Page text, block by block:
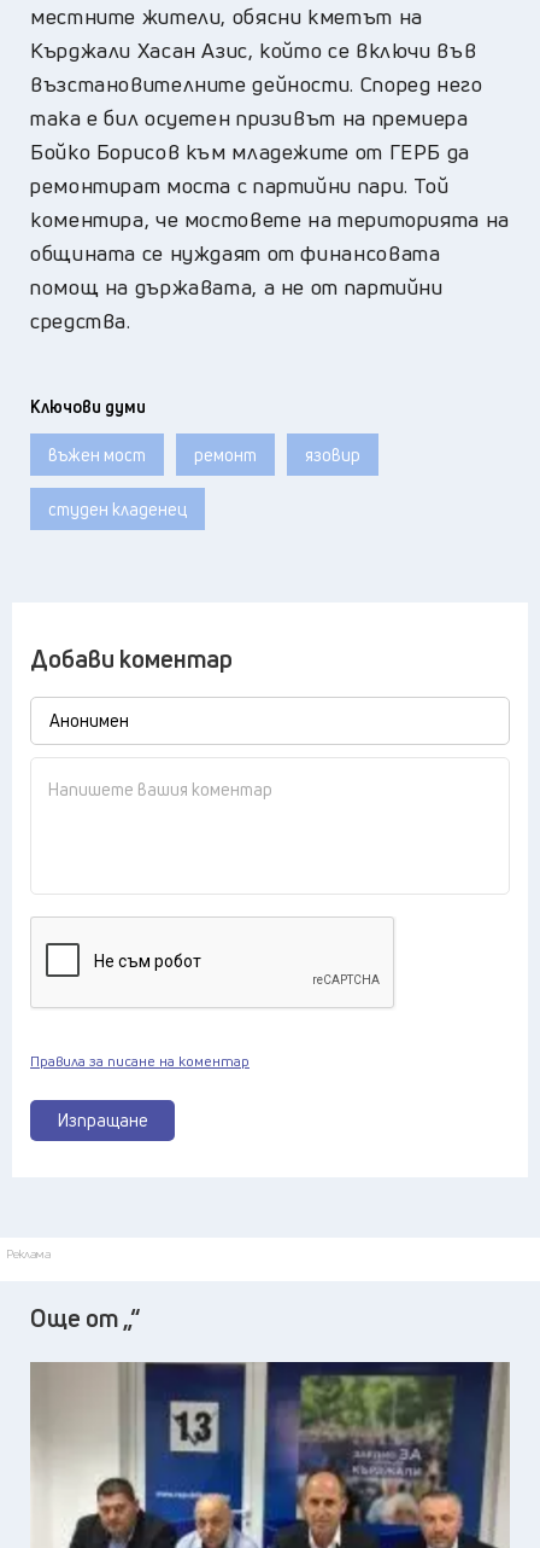
местните жители, обясни кметът на
Кърджали Хасан Азис, който се включи във
възстановителните дейности. Според него
така е бил осуетен призивът на премиера
Бойко Борисов към младежите от ГЕРБ да
ремонтират моста с партийни пари. Той
коментира, че мостовете на територията на
общината се нуждаят от финансовата
помощ на държавата, а не от партийни
средства.
Ключови думи
въжен мост ремонт язовир
студен кладенец
Добави коментар
Изпращане
Правила за писане на коментар
Реклама
Още от „“